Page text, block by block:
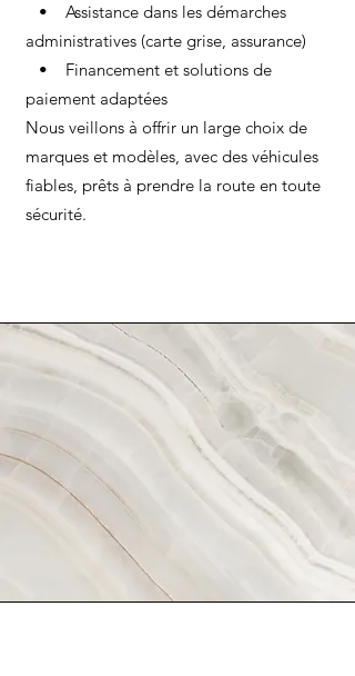
• Assistance dans les démarches
administratives (carte grise, assurance)
• Financement et solutions de
paiement adaptées
Nous veillons à offrir un large choix de
marques et modèles, avec des véhicules
fiables, prêts à prendre la route en toute
sécurité.